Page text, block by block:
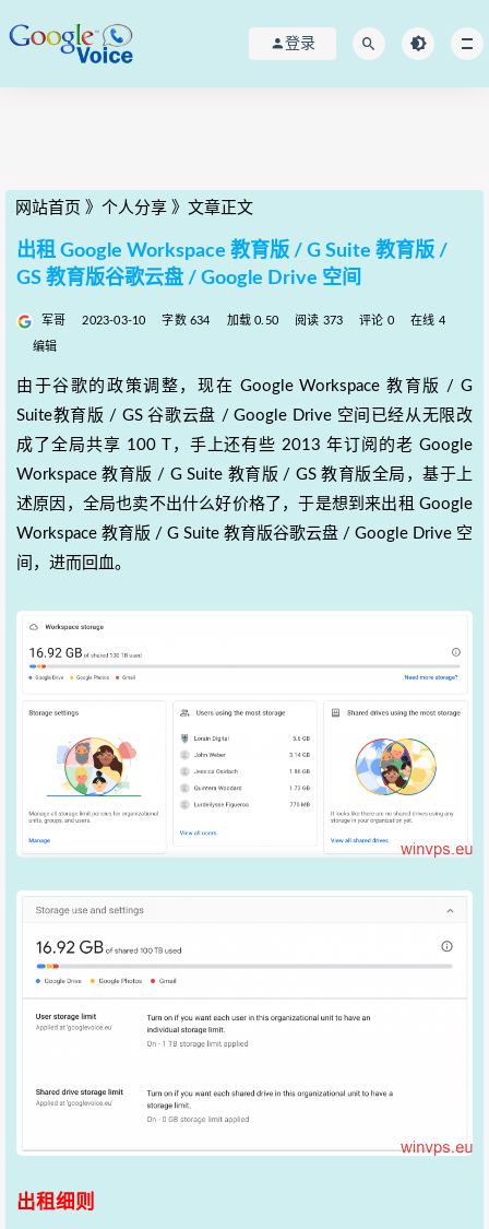
登录
网站首页 》 个人分享 》 文章正文
出租 Google Workspace 教育版 / G Suite 教育版 /
GS 教育版谷歌云盘 / Google Drive 空间
军哥 2023-03-10 字数 634 加载 0.50 阅读 373 评论 0 在线 4
编辑
由于谷歌的政策调整，现在 Google Workspace 教育版 / G
Suite教育版 / GS 谷歌云盘 / Google Drive 空间已经从无限改
成了全局共享 100 T，手上还有些 2013 年订阅的老 Google
Workspace 教育版 / G Suite 教育版 / GS 教育版全局，基于上
述原因，全局也卖不出什么好价格了，于是想到来出租 Google
Workspace 教育版 / G Suite 教育版谷歌云盘 / Google Drive 空
间，进而回血。
出租细则